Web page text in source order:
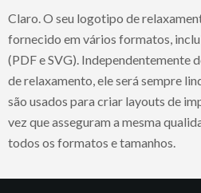
Claro. O seu logotipo de
fornecido em vários formatos,
(PDF e SVG). Independentemente
de relaxamento, ele será sempre
são usados para criar layouts de
vez que asseguram a mesma
todos os formatos e tamanhos.